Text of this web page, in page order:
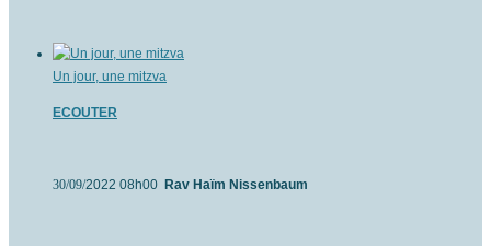
Un jour, une mitzva
ECOUTER
30/09/2022 08h00 Rav Haïm Nissenbaum